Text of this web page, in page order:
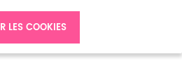
LES COOKIES
Basket Relief Bronze vieilli x 4pcs